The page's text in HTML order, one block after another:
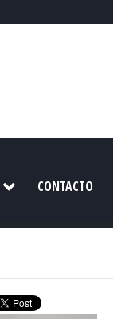
CONTACTO